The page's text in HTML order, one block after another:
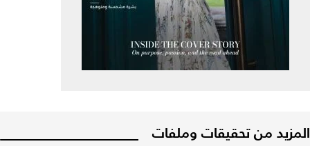
المزيد من تحقيقات وملفات